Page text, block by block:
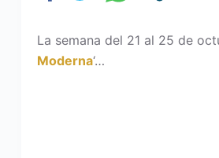
La semana del 21 al 25 de
Moderna‘…